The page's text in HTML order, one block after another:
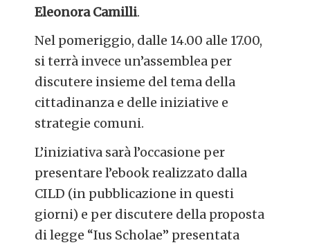
Eleonora Camilli.
Nel pomeriggio, dalle 14.00 alle 17.00,
si terrà invece un’assemblea per
discutere insieme del tema della
cittadinanza e delle iniziative e
strategie comuni.
L’iniziativa sarà l’occasione per
presentare l’ebook realizzato dalla
CILD (in pubblicazione in questi
giorni) e per discutere della proposta
di legge “Ius Scholae” presentata